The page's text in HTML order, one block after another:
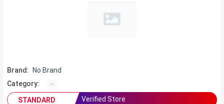
Brand:
No Brand
Category:
STANDARD
Verified Store